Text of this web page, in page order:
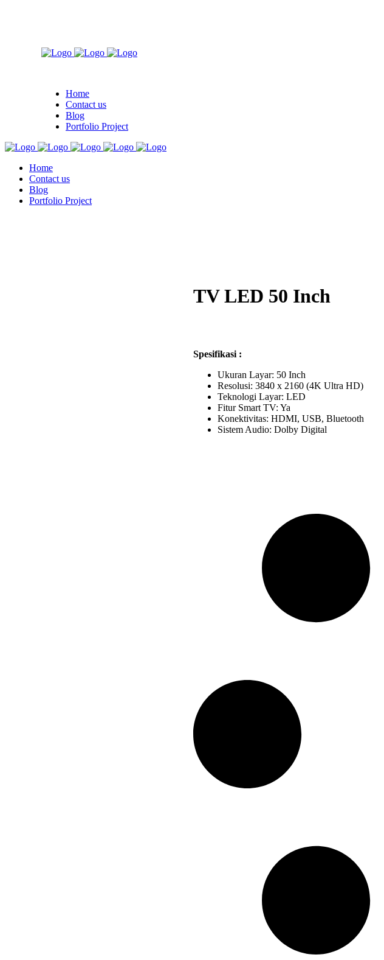
Home
Contact us
Blog
Portfolio Project
Home
Contact us
Blog
Portfolio Project
TV LED 50 Inch
Spesifikasi :
Ukuran Layar: 50 Inch
Resolusi: 3840 x 2160 (4K Ultra HD)
Teknologi Layar: LED
Fitur Smart TV: Ya
Konektivitas: HDMI, USB, Bluetooth
Sistem Audio: Dolby Digital